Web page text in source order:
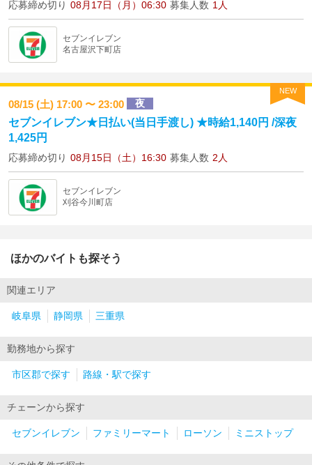
応募締め切り 08月17日（月）06:30 募集人数 1人
セブンイレブン
名古屋沢下町店
NEW
08/15 (土) 17:00 〜 23:00 夜
セブンイレブン★日払い(当日手渡し) ★時給1,140円 /深夜
1,425円
応募締め切り 08月15日（土）16:30 募集人数 2人
セブンイレブン
刈谷今川町店
ほかのバイトも探そう
関連エリア
岐阜県 静岡県 三重県
勤務地から探す
市区郡で探す 路線・駅で探す
チェーンから探す
セブンイレブン ファミリーマート ローソン ミニストップ